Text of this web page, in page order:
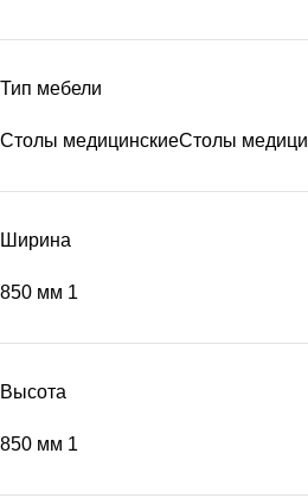
Тип мебели
Столы медицинскиеСтолы
Ширина
850 мм 1
Высота
850 мм 1